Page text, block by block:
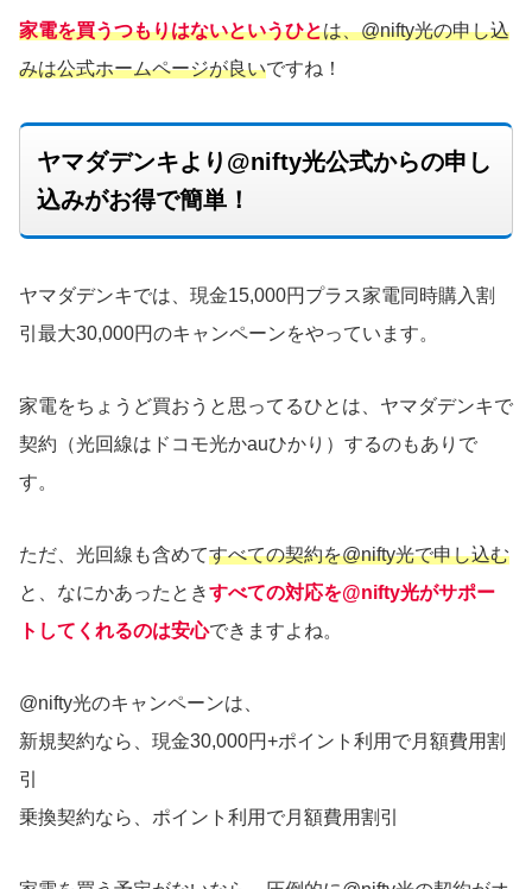
家電を買うつもりはないというひとは、@nifty光の申し込
みは公式ホームページが良いですね！
ヤマダデンキより@nifty光公式からの申し
込みがお得で簡単！
ヤマダデンキでは、現金15,000円プラス家電同時購入割
引最大30,000円のキャンペーンをやっています。
家電をちょうど買おうと思ってるひとは、ヤマダデンキで
契約（光回線はドコモ光かauひかり）するのもありで
す。
ただ、光回線も含めてすべての契約を@nifty光で申し込む
と、なにかあったときすべての対応を@nifty光がサポー
トしてくれるのは安心できますよね。
@nifty光のキャンペーンは、
新規契約なら、現金30,000円+ポイント利用で月額費用割
引
乗換契約なら、ポイント利用で月額費用割引